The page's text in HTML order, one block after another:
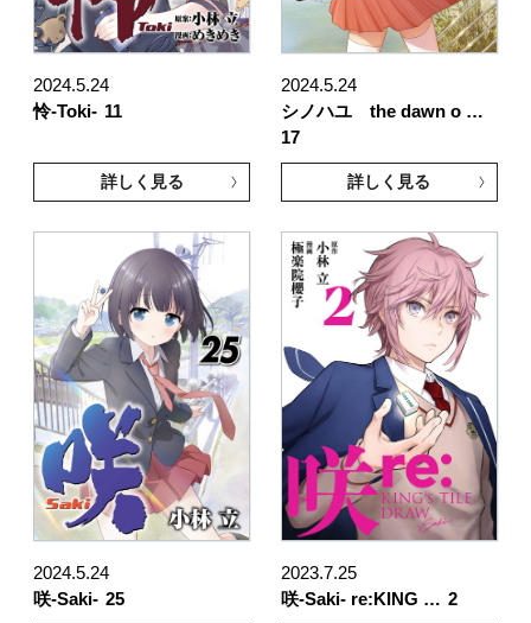
2024.5.24
怜-Toki- 11
詳しく見る
2024.5.24
シノハユ the dawn o …
17
詳しく見る
2024.5.24
咲-Saki- 25
2023.7.25
咲-Saki- re:KING … 2